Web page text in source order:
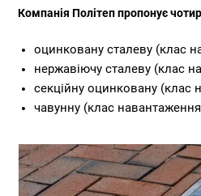
Компанія Політеп пропонує
оцинковану сталеву (клас
нержавіючу сталеву (клас
секційну оцинковану (клас
чавунну (клас навантаження